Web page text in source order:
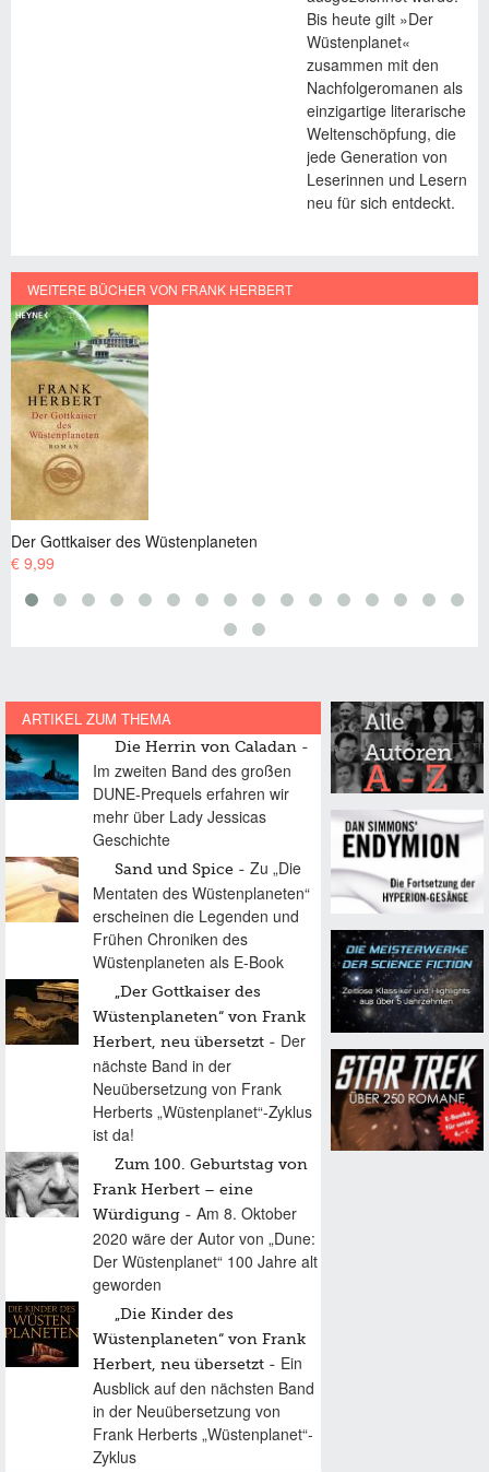
Bis heute gilt »Der
Wüstenplanet«
zusammen mit den
Nachfolgeromanen als
einzigartige literarische
Weltenschöpfung, die
jede Generation von
Leserinnen und Lesern
neu für sich entdeckt.
WEITERE BÜCHER VON FRANK HERBERT
Der Gottkaiser des Wüstenplaneten
€ 11,99
ARTIKEL ZUM THEMA
Die Herrin von Caladan
Im zweiten Band des großen
DUNE-Prequels erfahren wir
mehr über Lady Jessicas
Geschichte
Sand und Spice
Zu „Die
Mentaten des Wüstenplaneten“
erscheinen die Legenden und
Frühen Chroniken des
Wüstenplaneten als E-Book
„Der Gottkaiser des
Wüstenplaneten“ von Frank
Herbert, neu übersetzt
Der
nächste Band in der
Neuübersetzung von Frank
Herberts „Wüstenplanet“-Zyklus
ist da!
Zum 100. Geburtstag von
Frank Herbert – eine
Würdigung
Am 8. Oktober
2020 wäre der Autor von „Dune:
Der Wüstenplanet“ 100 Jahre alt
geworden
„Die Kinder des
Wüstenplaneten“ von Frank
Herbert, neu übersetzt
Ein
Ausblick auf den nächsten Band
in der Neuübersetzung von
Frank Herberts „Wüstenplanet“-
Zyklus